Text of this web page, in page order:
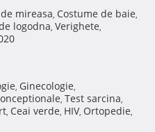
mireasa, Costume de baie,
logodna, Verighete,
, Ginecologie,
, Test sarcina,
, Ceai verde, HIV, Ortopedie,